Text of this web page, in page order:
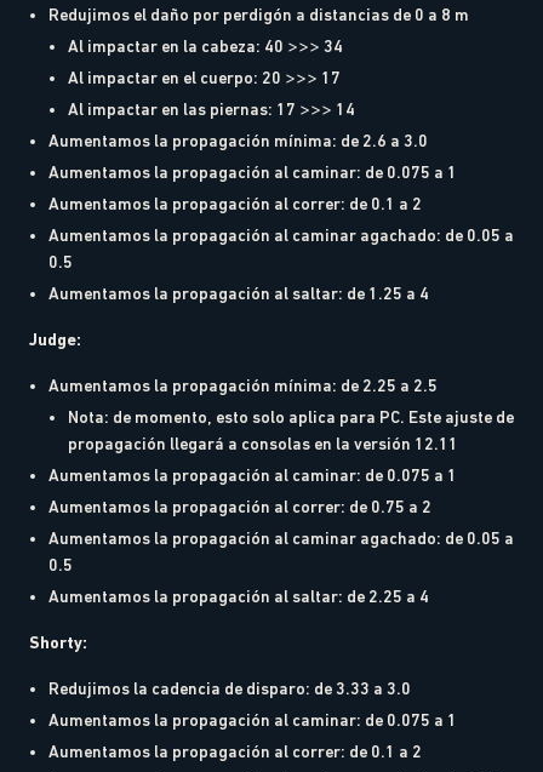
Redujimos el daño por perdigón a distancias de 0 a 8 m
Al impactar en la cabeza: 40 >>> 34
Al impactar en el cuerpo: 20 >>> 17
Al impactar en las piernas: 17 >>> 14
Aumentamos la propagación mínima: de 2.6 a 3.0
Aumentamos la propagación al caminar: de 0.075 a 1
Aumentamos la propagación al correr: de 0.1 a 2
Aumentamos la propagación al caminar agachado: de 0.05 a
0.5
Aumentamos la propagación al saltar: de 1.25 a 4
Judge:
Aumentamos la propagación mínima: de 2.25 a 2.5
Nota: de momento, esto solo aplica para PC. Este ajuste de
propagación llegará a consolas en la versión 12.11
Aumentamos la propagación al caminar: de 0.075 a 1
Aumentamos la propagación al correr: de 0.75 a 2
Aumentamos la propagación al caminar agachado: de 0.05 a
0.5
Aumentamos la propagación al saltar: de 2.25 a 4
Shorty:
Redujimos la cadencia de disparo: de 3.33 a 3.0
Aumentamos la propagación al caminar: de 0.075 a 1
Aumentamos la propagación al correr: de 0.1 a 2